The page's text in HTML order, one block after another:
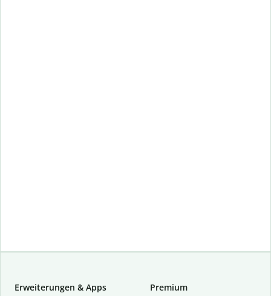
Erweiterungen & Apps
Premium